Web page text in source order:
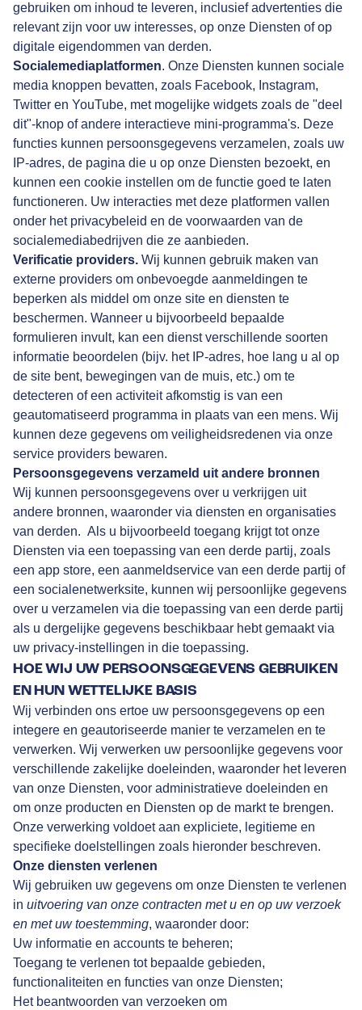
gebruiken om inhoud te leveren, inclusief advertenties die
relevant zijn voor uw interesses, op onze Diensten of op
digitale eigendommen van derden.
Socialemediaplatformen. Onze Diensten kunnen sociale
media knoppen bevatten, zoals Facebook, Instagram,
Twitter en YouTube, met mogelijke widgets zoals de "deel
dit"-knop of andere interactieve mini-programma's. Deze
functies kunnen persoonsgegevens verzamelen, zoals uw
IP-adres, de pagina die u op onze Diensten bezoekt, en
kunnen een cookie instellen om de functie goed te laten
functioneren. Uw interacties met deze platformen vallen
onder het privacybeleid en de voorwaarden van de
socialemediabedrijven die ze aanbieden.
Verificatie providers. Wij kunnen gebruik maken van
externe providers om onbevoegde aanmeldingen te
beperken als middel om onze site en diensten te
beschermen. Wanneer u bijvoorbeeld bepaalde
formulieren invult, kan een dienst verschillende soorten
informatie beoordelen (bijv. het IP-adres, hoe lang u al op
de site bent, bewegingen van de muis, etc.) om te
detecteren of een activiteit afkomstig is van een
geautomatiseerd programma in plaats van een mens. Wij
kunnen deze gegevens om veiligheidsredenen via onze
service providers bewaren.
Persoonsgegevens verzameld uit andere bronnen
Wij kunnen persoonsgegevens over u verkrijgen uit
andere bronnen, waaronder via diensten en organisaties
van derden. Als u bijvoorbeeld toegang krijgt tot onze
Diensten via een toepassing van een derde partij, zoals
een app store, een aanmeldservice van een derde partij of
een socialenetwerksite, kunnen wij persoonlijke gegevens
over u verzamelen via die toepassing van een derde partij
als u dergelijke gegevens beschikbaar hebt gemaakt via
uw privacy-instellingen in die toepassing.
HOE WIJ UW PERSOONSGEGEVENS GEBRUIKEN
EN HUN WETTELIJKE BASIS
Wij verbinden ons ertoe uw persoonsgegevens op een
integere en geautoriseerde manier te verzamelen en te
verwerken. Wij verwerken uw persoonlijke gegevens voor
verschillende zakelijke doeleinden, waaronder het leveren
van onze Diensten, voor administratieve doeleinden en
om onze producten en Diensten op de markt te brengen.
Onze verwerking voldoet aan expliciete, legitieme en
specifieke doelstellingen zoals hieronder beschreven.
Onze diensten verlenen
Wij gebruiken uw gegevens om onze Diensten te verlenen
in uitvoering van onze contracten met u en op uw verzoek
en met uw toestemming, waaronder door:
Uw informatie en accounts te beheren;
Toegang te verlenen tot bepaalde gebieden,
functionaliteiten en functies van onze Diensten;
Het beantwoorden van verzoeken om